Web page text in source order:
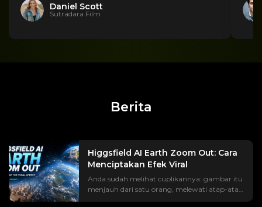
Daniel Scott
Sutradara Film
Berita
Higgsfield AI Earth Zoom Out: Cara
Menciptakan Efek Viral
Anda sudah melihat cuplikannya: gambar itu
menjauh dari satu orang, melewati atap-atap